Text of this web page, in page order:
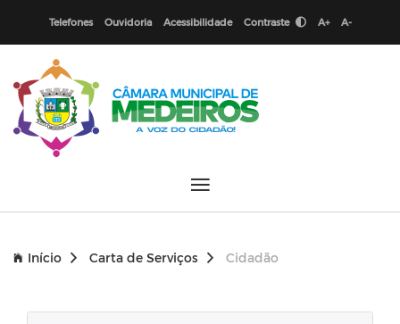
Telefones Ouvidoria Acessibilidade Contraste A+ A-
Início Carta de Serviços Cidadão